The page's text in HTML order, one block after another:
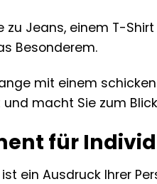
zu Jeans, einem T-
Besonderem.
mit einem
macht Sie zum
für
ein Ausdruck Ihrer